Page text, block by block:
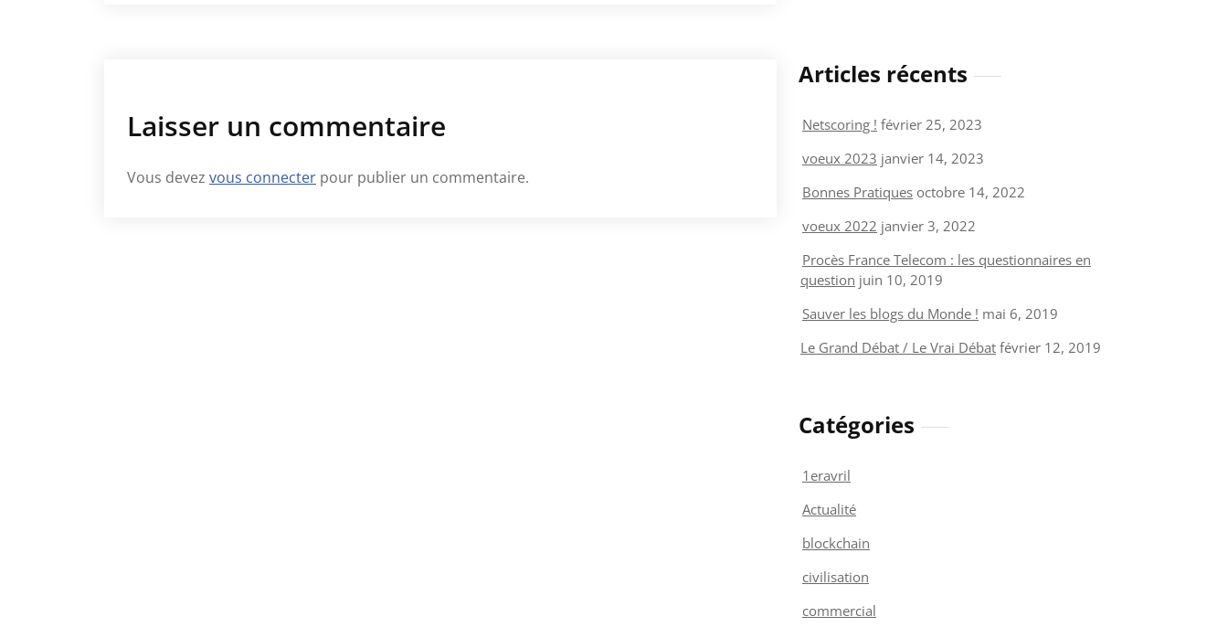
Laisser un commentaire
Vous devez vous connecter pour publier un commentaire.
Articles récents
Netscoring ! février 25, 2023
voeux 2023 janvier 14, 2023
Bonnes Pratiques octobre 14, 2022
voeux 2022 janvier 3, 2022
Procès France Telecom : les questionnaires en
question juin 10, 2019
Sauver les blogs du Monde ! mai 6, 2019
Le Grand Débat / Le Vrai Débat février 12, 2019
Catégories
1eravril
Actualité
blockchain
civilisation
commercial